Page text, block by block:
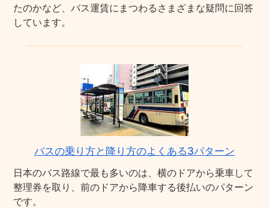
たのかなど、バス運賃にまつわるさまざまな疑問に回答
しています。
バスの乗り方と降り方のよくある3パターン
日本のバス路線で最も多いのは、横のドアから乗車して
整理券を取り、前のドアから降車する後払いのパターン
です。